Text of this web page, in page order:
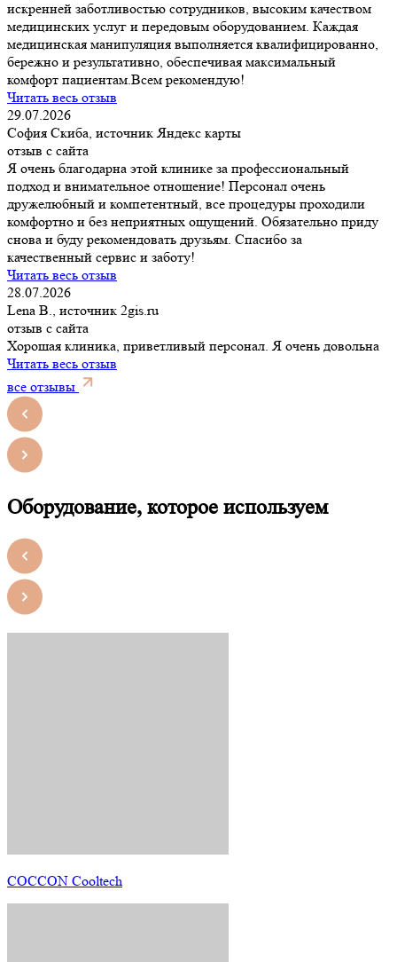
искренней заботливостью сотрудников, высоким качеством
медицинских услуг и передовым оборудованием. Каждая
медицинская манипуляция выполняется квалифицированно,
бережно и результативно, обеспечивая максимальный
комфорт пациентам.Всем рекомендую!
Читать весь отзыв
29.07.2026
София Скиба, источник Яндекс карты
отзыв с сайта
Я очень благодарна этой клинике за профессиональный
подход и внимательное отношение! Персонал очень
дружелюбный и компетентный, все процедуры проходили
комфортно и без неприятных ощущений. Обязательно приду
снова и буду рекомендовать друзьям. Спасибо за
качественный сервис и заботу!
Читать весь отзыв
28.07.2026
Lena B., источник 2gis.ru
отзыв с сайта
Хорошая клиника, приветливый персонал. Я очень довольна
Читать весь отзыв
все отзывы
Оборудование, которое используем
COCCON Cooltech